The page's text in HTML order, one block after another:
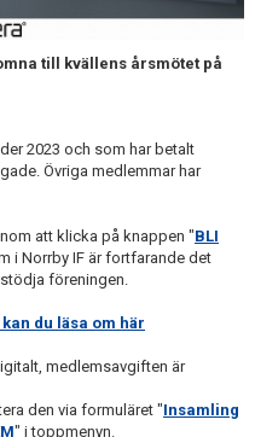
till kvällens årsmötet på
2023 och som har betalt
Övriga medlemmar har
att klicka på knappen "BLI
i Norrby IF är fortfarande det
föreningen.
du läsa om här
medlemsavgiften är
den via formuläret "Insamling
" i toppmenyn.